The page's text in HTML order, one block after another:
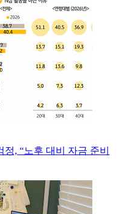
정, “노후 대비 자금 준비